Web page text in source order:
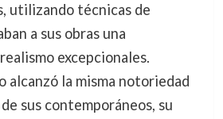
utilizando técnicas de
a sus obras una
excepcionales.
alcanzó la misma notoriedad
sus contemporáneos, su